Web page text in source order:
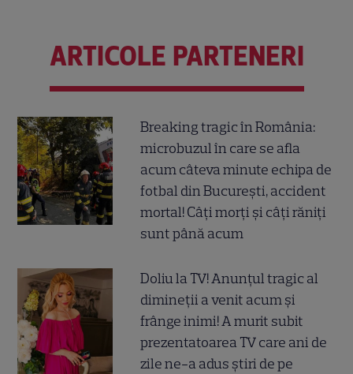
ARTICOLE PARTENERI
Breaking tragic în România:
microbuzul în care se afla
acum câteva minute echipa de
fotbal din București, accident
mortal! Câți morți și câți răniți
sunt până acum
Doliu la TV! Anunțul tragic al
dimineții a venit acum și
frânge inimi! A murit subit
prezentatoarea TV care ani de
zile ne-a adus știri de pe